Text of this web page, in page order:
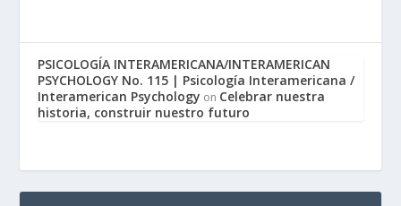
PSICOLOGÍA INTERAMERICANA/INTERAMERICAN
PSYCHOLOGY No. 115 | Psicología Interamericana /
Interamerican Psychology on Celebrar nuestra
historia, construir nuestro futuro